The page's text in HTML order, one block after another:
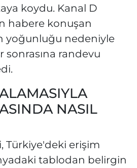
koydu. Kanal D
habere konuşan
yoğunluğu nedeniyle
sonrasına randevu
NASIL
Türkiye'deki erişim
tablodan belirgin